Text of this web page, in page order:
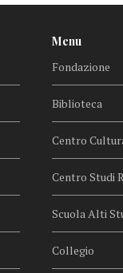
Menu
Fondazione
Biblioteca
Centro
Centro Studi
Scuola Alti
Collegio